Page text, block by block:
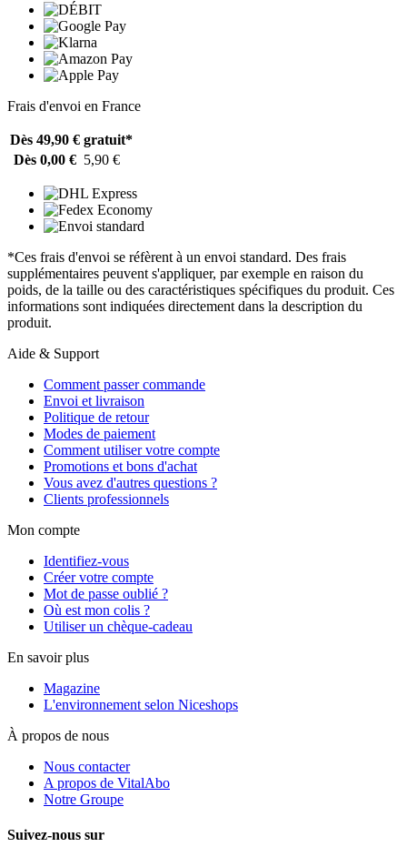
Frais d'envoi en France
Dès 49,90 € gratuit*
Dès 0,00 € 5,90 €
*Ces frais d'envoi se réfèrent à un envoi standard. Des frais
supplémentaires peuvent s'appliquer, par exemple en raison du
poids, de la taille ou des caractéristiques spécifiques du produit. Ces
informations sont indiquées directement dans la description du
produit.
Aide & Support
Comment passer commande
Envoi et livraison
Politique de retour
Modes de paiement
Comment utiliser votre compte
Promotions et bons d'achat
Vous avez d'autres questions ?
Clients professionnels
Mon compte
Identifiez-vous
Créer votre compte
Mot de passe oublié ?
Où est mon colis ?
Utiliser un chèque-cadeau
En savoir plus
Magazine
L'environnement selon Niceshops
À propos de nous
Nous contacter
A propos de VitalAbo
Notre Groupe
Suivez-nous sur